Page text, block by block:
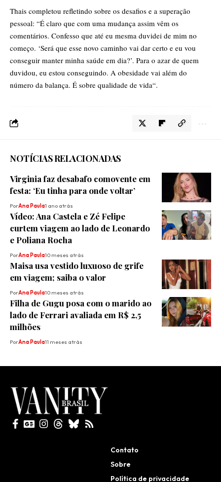
Thais completou refletindo sobre os desafios e a superação
pessoal: “É claro que com uma mudança assim vêm os
comentários. Confesso que até eu mesma duvidei de mim no
começo. ‘Será que esse novo caminho vai dar certo e eu vou
conseguir manter minha saúde em dia?’. Para o azar de quem
duvidou, eu estou conseguindo. A obesidade vai além do
número da balança. É sobre qualidade de vida“.
NOTÍCIAS RELACIONADAS
Virginia faz desabafo comovente em
festa: ‘Eu tinha para onde voltar’
PorAna Paula1 ano atrás
Vídeo: Ana Castela e Zé Felipe
curtem viagem ao lado de Leonardo
e Poliana Rocha
PorAna Paula10 meses atrás
Maisa usa vestido luxuoso de grife
em viagem; saiba o valor
PorAna Paula10 meses atrás
Filha de Gugu posa com o marido ao
lado de Ferrari avaliada em R$ 2,5
milhões
PorAna Paula11 meses atrás
Contato
Sobre
Política de privacidade